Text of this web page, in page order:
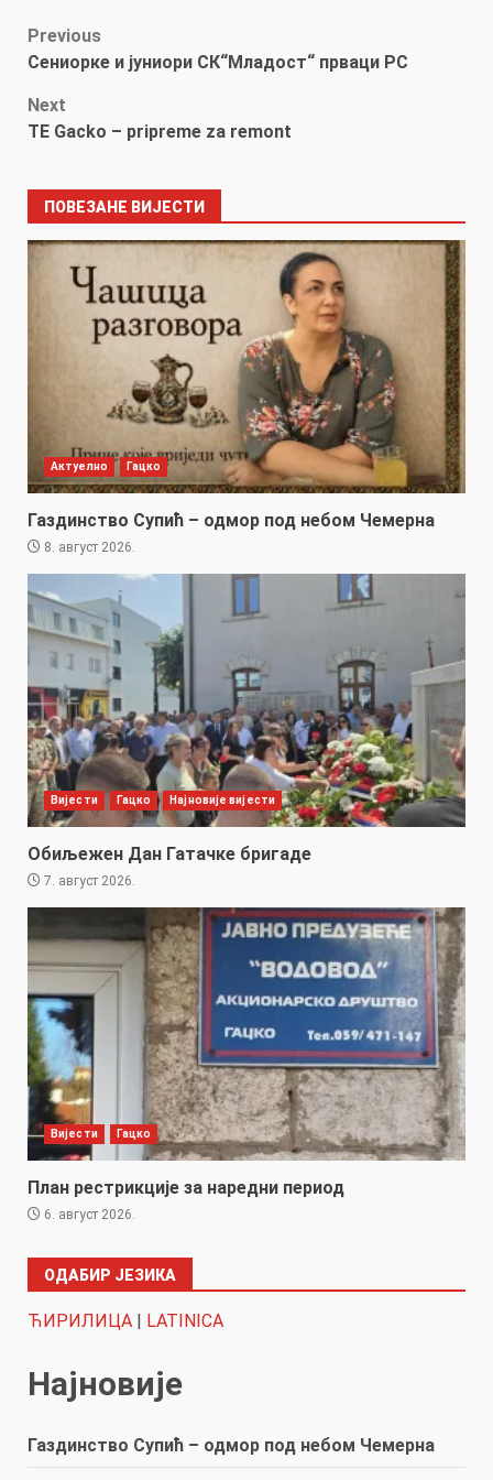
Post
Previous
Сениорке и јуниори СК“Младост“ прваци РС
Next
TE Gacko – pripreme za remont
ПОВЕЗАНЕ ВИЈЕСТИ
Актуелно Гацко
Газдинство Супић – одмор под небом Чемерна
8. август 2026.
Вијести Гацко Најновије вијести
Обиљежен Дан Гатачке бригаде
7. август 2026.
Вијести Гацко
План рестрикције за наредни период
6. август 2026.
ОДАБИР ЈЕЗИКА
ЋИРИЛИЦА | LATINICA
Најновије
Газдинство Супић – одмор под небом Чемерна